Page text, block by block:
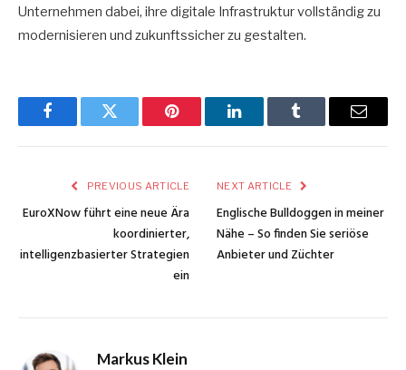
Unternehmen dabei, ihre digitale Infrastruktur vollständig zu
modernisieren und zukunftssicher zu gestalten.
FacebookTwitter Pinterest LinkedInTumblr Email
PREVIOUS ARTICLE
EuroXNow führt eine neue Ära
koordinierter,
intelligenzbasierter Strategien
ein
NEXT ARTICLE
Englische Bulldoggen in meiner
Nähe – So finden Sie seriöse
Anbieter und Züchter
Markus Klein